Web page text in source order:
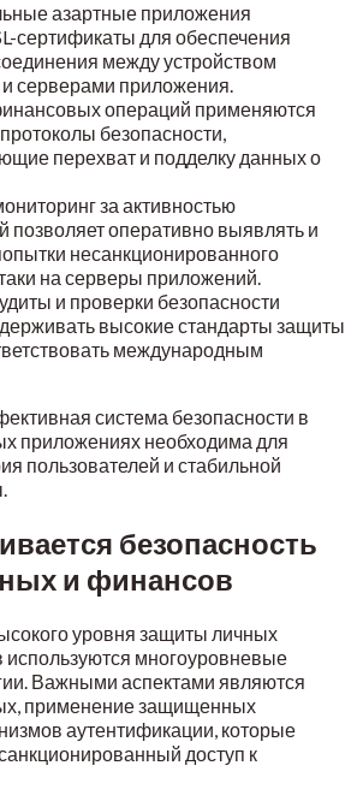
азартные приложения
сертификаты для обеспечения
между устройством
и серверами приложения.
операций применяются
безопасности,
перехват и подделку данных о
за активностью
позволяет оперативно выявлять и
несанкционированного
на серверы приложений.
и проверки безопасности
высокие стандарты защиты
международным
система безопасности в
приложениях необходима для
пользователей и стабильной
безопасность
и финансов
уровня защиты личных
многоуровневые
Важными аспектами являются
применение защищенных
аутентификации, которые
доступ к